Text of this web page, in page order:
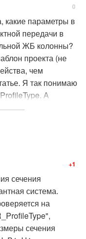
САПФИР 2018 Study
0
какие параметры в
передачи в
ЖБ колонны?
проекта (не
чем
Я так понимаю
А
передаются? B
+1
сечения
система.
на
сечения